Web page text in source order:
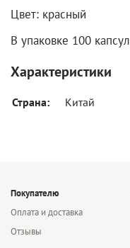
Цвет: красный
В упаковке 100 капсул
Характеристики
Страна: Китай
Покупателю
Оплата и доставка
Отзывы